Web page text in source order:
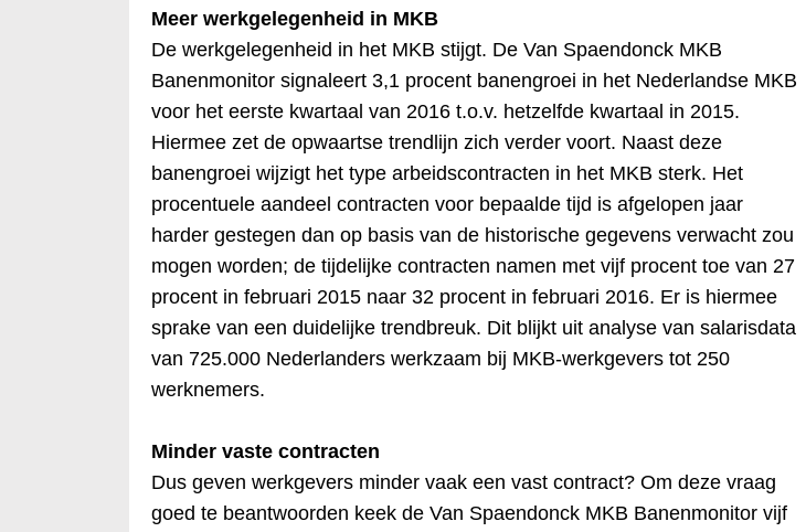
Meer werkgelegenheid in MKB
De werkgelegenheid in het MKB stijgt. De Van Spaendonck MKB
Banenmonitor signaleert 3,1 procent banengroei in het Nederlandse MKB
voor het eerste kwartaal van 2016 t.o.v. hetzelfde kwartaal in 2015.
Hiermee zet de opwaartse trendlijn zich verder voort. Naast deze
banengroei wijzigt het type arbeidscontracten in het MKB sterk. Het
procentuele aandeel contracten voor bepaalde tijd is afgelopen jaar
harder gestegen dan op basis van de historische gegevens verwacht zou
mogen worden; de tijdelijke contracten namen met vijf procent toe van 27
procent in februari 2015 naar 32 procent in februari 2016. Er is hiermee
sprake van een duidelijke trendbreuk. Dit blijkt uit analyse van salarisdata
van 725.000 Nederlanders werkzaam bij MKB-werkgevers tot 250
werknemers.
Minder vaste contracten
Dus geven werkgevers minder vaak een vast contract? Om deze vraag
goed te beantwoorden keek de Van Spaendonck MKB Banenmonitor vijf